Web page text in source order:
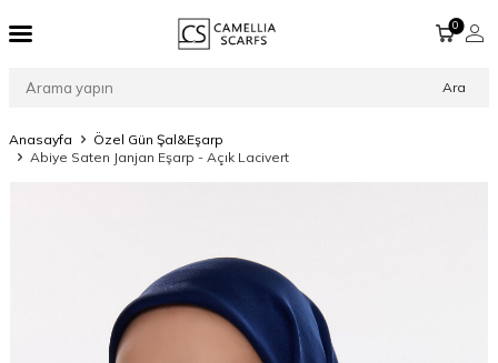
Ara
0
Anasayfa
Özel Gün Şal&Eşarp
Abiye Saten Janjan Eşarp - Açık Lacivert